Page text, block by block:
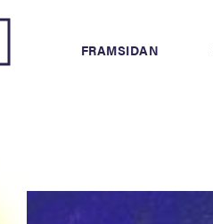
FRAMSIDAN